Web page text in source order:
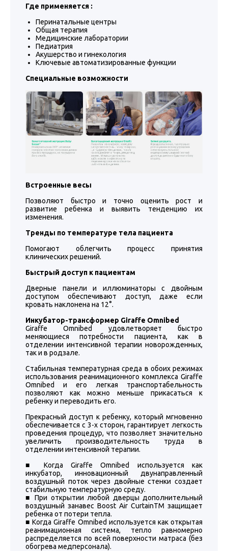
Где применяется :
Перинатальные центры
Общая терапия
Медицинские лаборатории
Педиатрия
Акушерство и гинекология
Ключевые автоматизированные функции
Специальные возможности
Встроенные весы
Позволяют быстро и точно оценить рост и
развитие ребенка и выявить тенденцию их
изменения.
Тренды по температуре тела пациента
Помогают облегчить процесс принятия
клинических решений.
Быстрый доступ к пациентам
Дверные панели и иллюминаторы с двойным
доступом обеспечивают доступ, даже если
кровать наклонена на 12°.
Инкубатор-трансформер Giraffe Omnibed
Giraffe Omnibed удовлетворяет быстро
меняющиеся потребности пациента, как в
отделении интенсивной терапии новорожденных,
так и в родзале.
Стабильная температурная среда в обоих режимах
использования реанимационного комплекса Giraffe
Omnibed и его легкая транспортабельность
позволяют как можно меньше прикасаться к
ребенку и переводить его.
Прекрасный доступ к ребенку, который мгновенно
обеспечивается с 3-х сторон, гарантирует легкость
проведения процедур, что позволяет значительно
увеличить производительность труда в
отделении интенсивной терапии.
■ Когда Giraffe Omnibed используется как
инкубатор, инновационный двунаправленный
воздушный поток через двойные стенки создает
стабильную температурную среду.
■ При открытии любой дверцы дополнительный
воздушный занавес Boost Air CurtainTM защищает
ребенка от потери тепла.
■ Когда Giraffe Omnibed используется как открытая
реанимационная система, тепло равномерно
распределяется по всей поверхности матраса (без
обогрева медперсонала).